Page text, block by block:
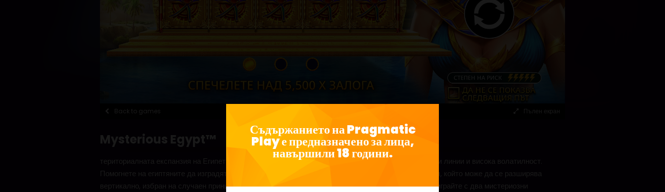
Back to games Пълен екран
Mysterious Egypt™
териториалната експанзия на Египет започна в Mysterious Egypt™, 5×3 видеослот с 10 печеливши линии и висока волатилност.
Помогнете на египтяните да изградят една от най-великите империи в света с мистериозен символ, който може да се разширява
вертикално, избран на случаен принцип при всяко завъртане. Влезте в безплатните завъртания и играйте с два мистериозни
Съдържанието на Pragmatic
Play е предназначено за лица,
навършили 18 години.